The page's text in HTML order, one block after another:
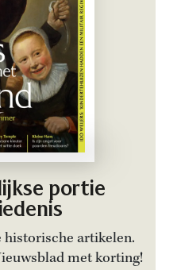
portie
historische artikelen.
met korting!